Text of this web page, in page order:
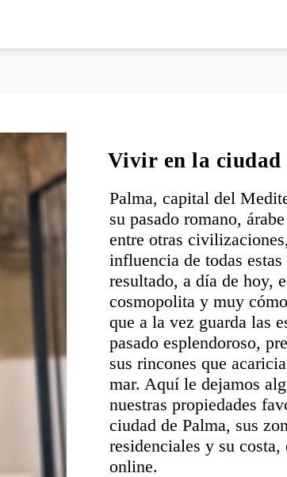
Vivir en la ciudad
Palma, capital del
su pasado romano,
entre otras
influencia de todas
resultado, a día de hoy,
cosmopolita y muy
que a la vez guarda las
pasado esplendoroso,
sus rincones que
mar. Aquí le dejamos
nuestras propiedades
ciudad de Palma, sus
residenciales y su costa,
online.